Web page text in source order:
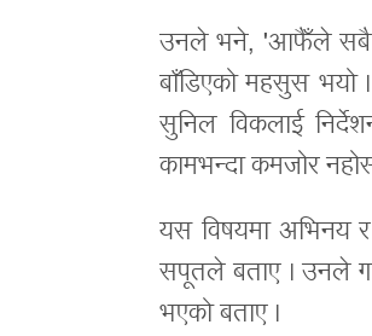
उनले भने, 'आफैँले सबै
बाँडिएको महसुस भयो
सुनिल विकलाई
कामभन्दा कमजोर
यस विषयमा अभिनय
सपूतले बताए । उनले
भएको बताए ।